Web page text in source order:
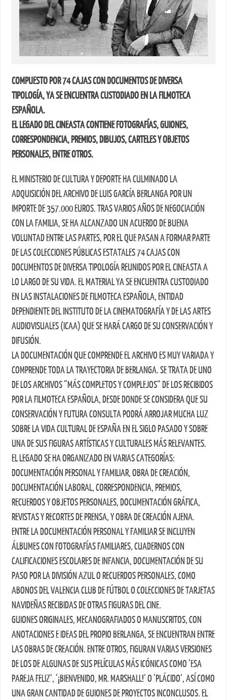
COMPUESTO POR 74 CAJAS CON DOCUMENTOS DE DIVERSA
TIPOLOGÍA, YA SE ENCUENTRA CUSTODIADO EN LA FILMOTECA
ESPAÑOLA.
EL LEGADO DEL CINEASTA CONTIENE FOTOGRAFÍAS, GUIONES,
CORRESPONDENCIA, PREMIOS, DIBUJOS, CARTELES Y OBJETOS
PERSONALES, ENTRE OTROS.
EL MINISTERIO DE CULTURA Y DEPORTE HA CULMINADO LA
ADQUISICIÓN DEL ARCHIVO DE LUIS GARCÍA BERLANGA POR UN
IMPORTE DE 357.000 EUROS. TRAS VARIOS AÑOS DE NEGOCIACIÓN
CON LA FAMILIA, SE HA ALCANZADO UN ACUERDO DE BUENA
VOLUNTAD ENTRE LAS PARTES, POR EL QUE PASAN A FORMAR PARTE
DE LAS COLECCIONES PÚBLICAS ESTATALES 74 CAJAS CON
DOCUMENTOS DE DIVERSA TIPOLOGÍA REUNIDOS POR EL CINEASTA A
LO LARGO DE SU VIDA. EL MATERIAL YA SE ENCUENTRA CUSTODIADO
EN LAS INSTALACIONES DE FILMOTECA ESPAÑOLA, ENTIDAD
DEPENDIENTE DEL INSTITUTO DE LA CINEMATOGRAFÍA Y DE LAS ARTES
AUDIOVISUALES (ICAA) QUE SE HARÁ CARGO DE SU CONSERVACIÓN Y
DIFUSIÓN.
LA DOCUMENTACIÓN QUE COMPRENDE EL ARCHIVO ES MUY VARIADA Y
COMPRENDE TODA LA TRAYECTORIA DE BERLANGA. SE TRATA DE UNO
DE LOS ARCHIVOS “MÁS COMPLETOS Y COMPLEJOS” DE LOS RECIBIDOS
POR LA FILMOTECA ESPAÑOLA, DESDE DONDE SE CONSIDERA QUE SU
CONSERVACIÓN Y FUTURA CONSULTA PODRÁ ARROJAR MUCHA LUZ
SOBRE LA VIDA CULTURAL DE ESPAÑA EN EL SIGLO PASADO Y SOBRE
UNA DE SUS FIGURAS ARTÍSTICAS Y CULTURALES MÁS RELEVANTES.
EL LEGADO SE HA ORGANIZADO EN VARIAS CATEGORÍAS:
DOCUMENTACIÓN PERSONAL Y FAMILIAR, OBRA DE CREACIÓN,
DOCUMENTACIÓN LABORAL, CORRESPONDENCIA, PREMIOS,
RECUERDOS Y OBJETOS PERSONALES, DOCUMENTACIÓN GRÁFICA,
REVISTAS Y RECORTES DE PRENSA, Y OBRA DE CREACIÓN AJENA.
ENTRE LA DOCUMENTACIÓN PERSONAL Y FAMILIAR SE INCLUYEN
ÁLBUMES CON FOTOGRAFÍAS FAMILIARES, CUADERNOS CON
CALIFICACIONES ESCOLARES DE INFANCIA, DOCUMENTACIÓN DE SU
PASO POR LA DIVISIÓN AZUL O RECUERDOS PERSONALES, COMO
ABONOS DEL VALENCIA CLUB DE FÚTBOL O COLECCIONES DE TARJETAS
NAVIDEÑAS RECIBIDAS DE OTRAS FIGURAS DEL CINE.
GUIONES ORIGINALES, MECANOGRAFIADOS O MANUSCRITOS, CON
ANOTACIONES E IDEAS DEL PROPIO BERLANGA, SE ENCUENTRAN ENTRE
LAS OBRAS DE CREACIÓN. ENTRE OTROS, FIGURAN VARIAS VERSIONES
DE LOS DE ALGUNAS DE SUS PELÍCULAS MÁS ICÓNICAS COMO ‘ESA
PAREJA FELIZ’, ‘¡BIENVENIDO, MR. MARSHALL!’ O ‘PLÁCIDO’, ASÍ COMO
UNA GRAN CANTIDAD DE GUIONES DE PROYECTOS INCONCLUSOS. EL